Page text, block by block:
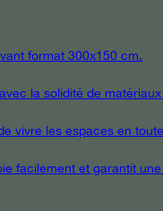
format 300x150 cm.
la solidité de matériaux
vivre les espaces en
facilement et garantit